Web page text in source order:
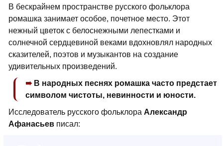
В бескрайнем пространстве русского фольклора
ромашка занимает особое, почетное место. Этот
нежный цветок с белоснежными лепестками и
солнечной сердцевиной веками вдохновлял народных
сказителей, поэтов и музыкантов на создание
удивительных произведений.
В народных песнях ромашка часто предстает
символом чистоты, невинности и юности.
Исследователь русского фольклора Александр
Афанасьев писал: